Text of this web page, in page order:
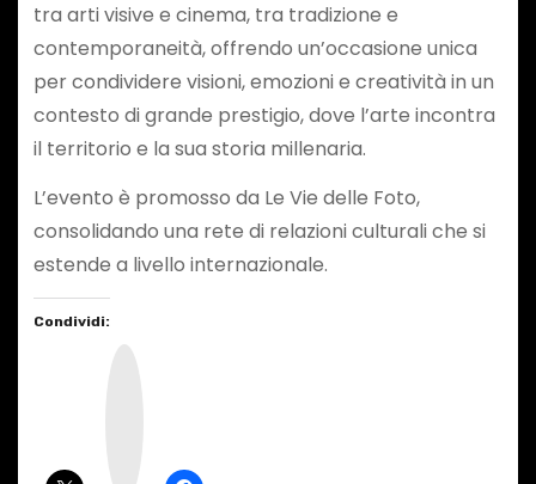
tra arti visive e cinema, tra tradizione e
contemporaneità, offrendo un’occasione unica
per condividere visioni, emozioni e creatività in un
contesto di grande prestigio, dove l’arte incontra
il territorio e la sua storia millenaria.
L’evento è promosso da Le Vie delle Foto,
consolidando una rete di relazioni culturali che si
estende a livello internazionale.
Condividi: